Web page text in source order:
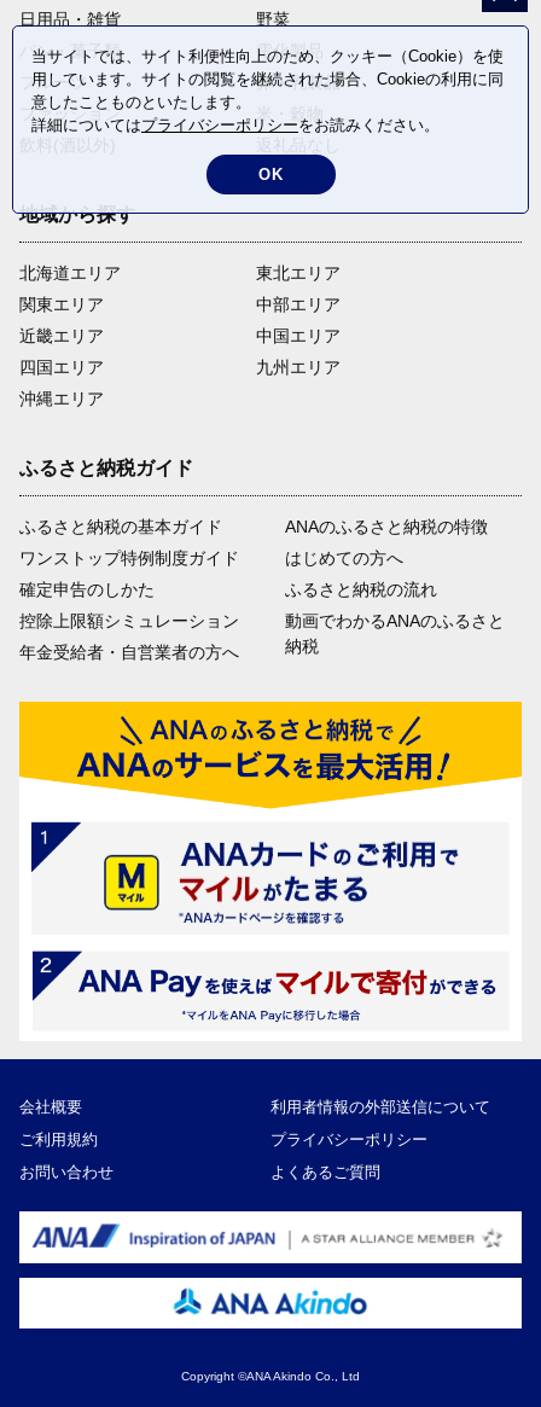
日用品・雑貨
野菜
パン・菓子類
電化製品
フルーツ
卵・乳製品
ファッション
米・穀物
地域から探す
北海道エリア
関東エリア
近畿エリア
四国エリア
沖縄エリア
東北エリア
中部エリア
中国エリア
九州エリア
ふるさと納税ガイド
ふるさと納税の基本ガイド
ワンストップ特例制度ガイド
確定申告のしかた
控除上限額シミュレーション
年金受給者・自営業者の方へ
ANAのふるさと納税の特徴
はじめての方へ
ふるさと納税の流れ
動画でわかるANAのふるさと
納税
会社概要
利用者情報の外部送信について
ご利用規約
プライバシーポリシー
お問い合わせ
よくあるご質問
Copyright ©ANA Akindo Co., Ltd
当サイトでは、サイト利便性向上のため、クッキー（Cookie）を使
用しています。サイトの閲覧を継続された場合、Cookieの利用に同
意したことものといたします。
詳細についてはプライバシーポリシーをお読みください。
OK